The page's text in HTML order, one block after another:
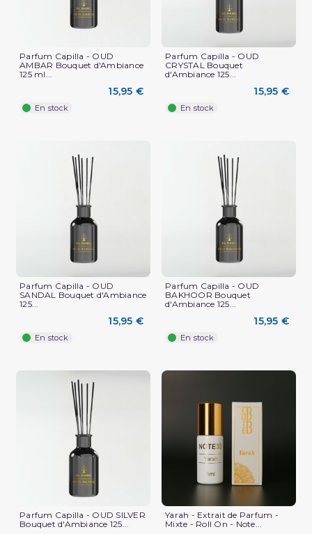
(1 avis)
Parfum Capilla - OUD
AMBAR Bouquet d'Ambiance
125 ml...
15,95 €
En stock
Parfum Capilla - OUD
CRYSTAL Bouquet
d'Ambiance 125...
15,95 €
En stock
Parfum Capilla - OUD
SANDAL Bouquet d'Ambiance
125...
15,95 €
En stock
Parfum Capilla - OUD
BAKHOOR Bouquet
d'Ambiance 125...
15,95 €
En stock
Parfum Capilla - OUD SILVER
Bouquet d'Ambiance 125...
Yarah - Extrait de Parfum -
Mixte - Roll On - Note...